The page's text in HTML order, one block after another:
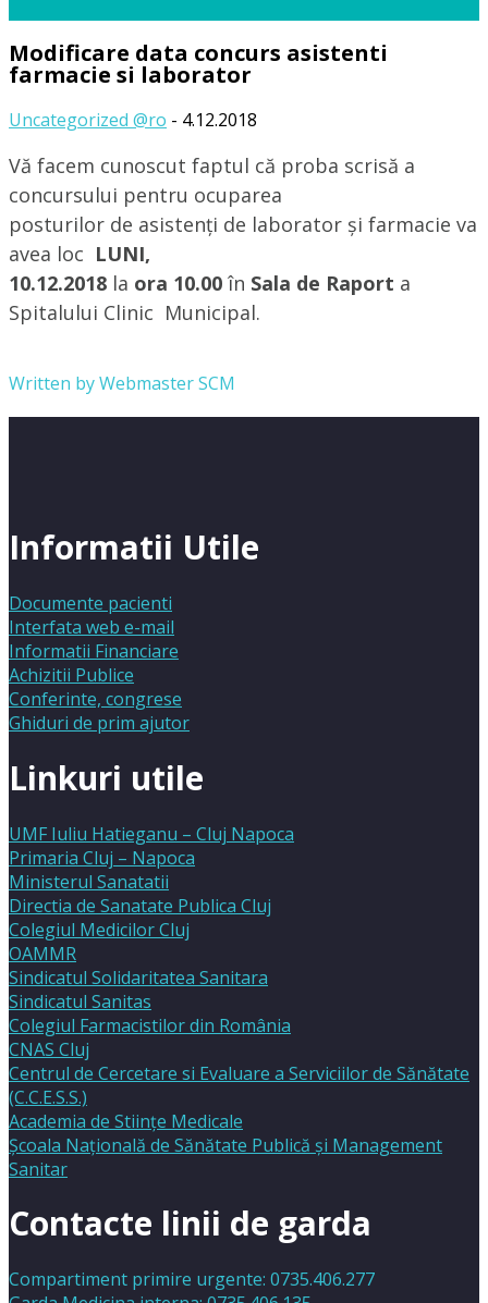
Modificare data concurs asistenti
farmacie si laborator
Uncategorized @ro - 4.12.2018
Vă facem cunoscut faptul că proba scrisă a
concursului pentru ocuparea
posturilor de asistenți de laborator și farmacie va
avea loc LUNI,
10.12.2018 la ora 10.00 în Sala de Raport a
Spitalului Clinic Municipal.
Written byWebmaster SCM
Informatii Utile
Documente pacienti
Interfata web e-mail
Informatii Financiare
Achizitii Publice
Conferinte, congrese
Ghiduri de prim ajutor
Linkuri utile
UMF Iuliu Hatieganu – Cluj Napoca
Primaria Cluj – Napoca
Ministerul Sanatatii
Directia de Sanatate Publica Cluj
Colegiul Medicilor Cluj
OAMMR
Sindicatul Solidaritatea Sanitara
Sindicatul Sanitas
Colegiul Farmacistilor din România
CNAS Cluj
Centrul de Cercetare si Evaluare a Serviciilor de Sănătate
(C.C.E.S.S.)
Academia de Stiinţe Medicale
Şcoala Naţională de Sănătate Publică şi Management
Sanitar
Contacte linii de garda
Compartiment primire urgente: 0735.406.277